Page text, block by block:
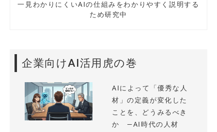
一見わかりにくいAIの仕組みをわかりやすく説明する
ため研究中
企業向けAI活用虎の巻
AIによって「優秀な人
材」の定義が変化した
ことを、どうみるべき
か —AI時代の人材